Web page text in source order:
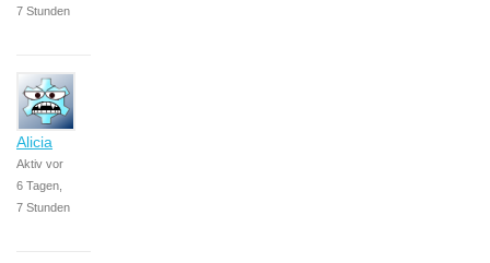
7 Stunden
Alicia
Aktiv vor
6 Tagen,
7 Stunden